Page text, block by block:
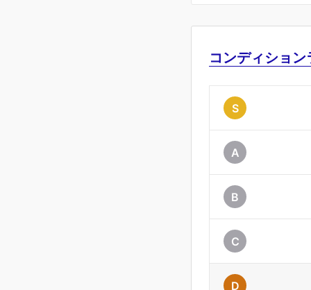
コンディション
S
A
B
C
D